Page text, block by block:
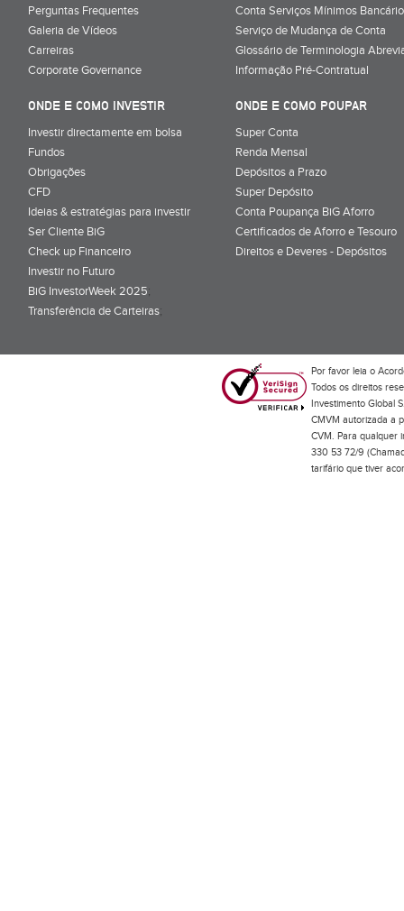
Perguntas Frequentes
Galeria de Vídeos
Carreiras
Corporate Governance
Conta Serviços Mínimos
Serviço de Mudança de Conta
Glossário de Terminologia
Informação Pré-Contratual
ONDE E COMO INVESTIR
Investir directamente em bolsa
Fundos
Obrigações
CFD
Ideias & estratégias para investir
Ser Cliente BiG
Check up Financeiro
Investir no Futuro
BiG InvestorWeek 2025;
Transferência de Carteiras;
ONDE E COMO POUPAR
Super Conta
Renda Mensal
Depósitos a Prazo
Super Depósito
Conta Poupança BiG Aforro
Certificados de Aforro e Tesouro
Direitos e Deveres - Depósitos
Por favor leia o
Todos os direitos
Investimento Global
CMVM autorizada a
CVM. Para qualquer
330 53 72/9
tarifário que tiver